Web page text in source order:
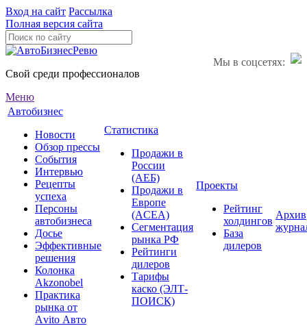
Вход на сайт Рассылка
Полная версия сайта
Мы в соцсетях:
Свой среди профессионалов
Меню
Автобизнес
Новости
Обзор прессы
События
Интервью
Рецепты
успеха
Персоны
автобизнеса
Досье
Эффективные
решения
Колонка
Akzonobel
Практика
рынка от
Аvito Авто
Статистика
Продажи в
России
(АЕБ)
Продажи в
Европе
(ACEA)
Сегментация
рынка РФ
Рейтинги
дилеров
Тарифы
каско (ЭЛТ-
ПОИСК)
Проекты
Рейтинг
холдингов
База
дилеров
Архив